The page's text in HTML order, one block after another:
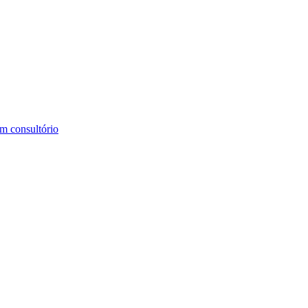
consultório